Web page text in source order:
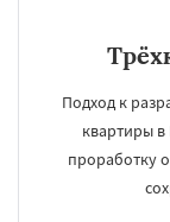
Подход к
квартиры в
проработку